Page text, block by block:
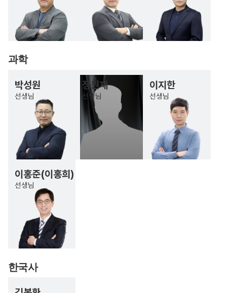
과학
박성원
선생님
정원재
선생님
이지한
선생님
이홍준(이홍희)
선생님
한국사